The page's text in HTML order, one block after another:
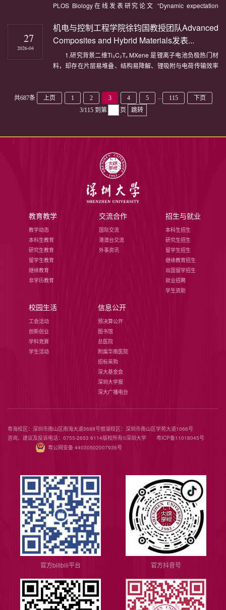
PLOS Biology在线发表研究论文 “Dynamic expectation
through shared and dissociable α-oscillatory
mechanisms”。研究从动态视角解析了疼痛预期的两个关键成
分：预期强度（expectation strength）与预期精度（e...
27
2026-04
机电与控制工程学院徐钧国教授团队Advanced
Composites and Hybrid Materials发表...
1.研究背景二维Ti₃C₂Tₓ MXene 是锂离子电池负极热门材
料，却存在片层易堆叠、结构易降解、锂吸附与电荷传输效率
深入研究，在《Advanced Composites and Hybrid
Materials》（影响因子：21.8）发表最新...
共687条 上页 1 2 3 4 5 ... 115
下页
3/115 到第 页 跳转
教育教学
教学动态
本科生教育
研究生教育
留学生教育
继续教育
非学历教育
交流合作
国际交流
港澳台交流
外事资讯
招生与就业
本科生招生
研究生招生
留学生招生
继续教育招生
出国留学招生
就业招聘
学生资助
校园生活
工会活动
创新创业
学科竞赛
学生活动
信息公开
预决算公开
图书馆
总医院
附属华南医院
招标采购
深大基金会
深圳大学报
深大广播电台
粤海校区：深圳市南山区南海大道3688号丽湖校区：深圳市南山区学苑大道1066号
咨询、建议及投诉电话：0755-2653 6114版权所有©️深圳大学 粤ICP备11018045号
粤公网安备 44030502007936号
官方bilibili平台 官方抖音号